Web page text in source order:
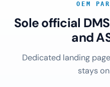
OEM
Sole official
and
Dedicated landing
stays